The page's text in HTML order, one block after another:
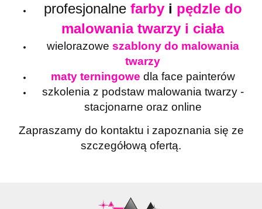
profesjonalnefarbyi pędzle do
malowania twarzy i ciała
wielorazowe szablony do malowania
twarzy
maty terningowe dla face painterów
szkolenia z podstaw malowania twarzy -
stacjonarne oraz online
Zapraszamy do kontaktu i zapoznania się ze
szczegółową ofertą.